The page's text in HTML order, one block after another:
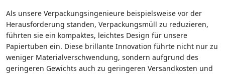
Als unsere Verpackungsingenieure beispielsweise vor der
Herausforderung standen, Verpackungsmüll zu reduzieren,
führten sie ein kompaktes, leichtes Design für unsere
Papiertuben ein. Diese brillante Innovation führte nicht nur zu
weniger Materialverschwendung, sondern aufgrund des
geringeren Gewichts auch zu geringeren Versandkosten und